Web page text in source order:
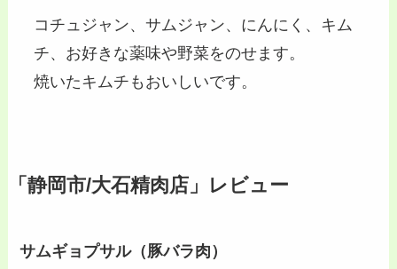
コチュジャン、サムジャン、にんにく、キム
チ、お好きな薬味や野菜をのせます。
焼いたキムチもおいしいです。
「静岡市/大石精肉店」レビュー
サムギョプサル（豚バラ肉）